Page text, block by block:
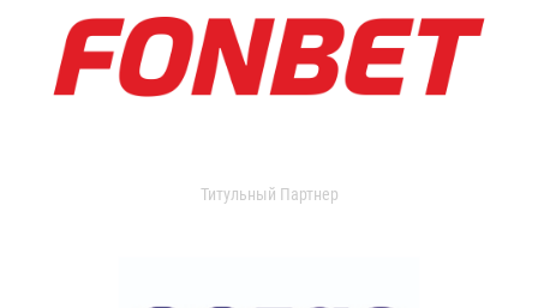
Титульный Партнер